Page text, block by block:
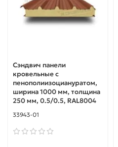
Сэндвич панели
кровельные с
пенополиизоциануратом,
ширина 1000 мм, толщина
250 мм, 0.5/0.5, RAL8004
33943-01